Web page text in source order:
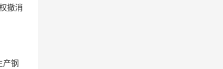
撤消
钢